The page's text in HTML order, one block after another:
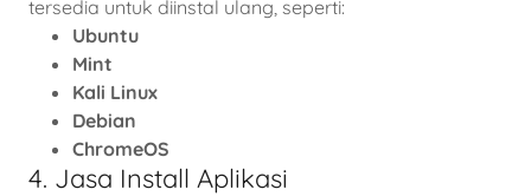
tersedia untuk diinstal ulang, seperti:
Ubuntu
Mint
Kali Linux
Debian
ChromeOS
4. Jasa Install Aplikasi